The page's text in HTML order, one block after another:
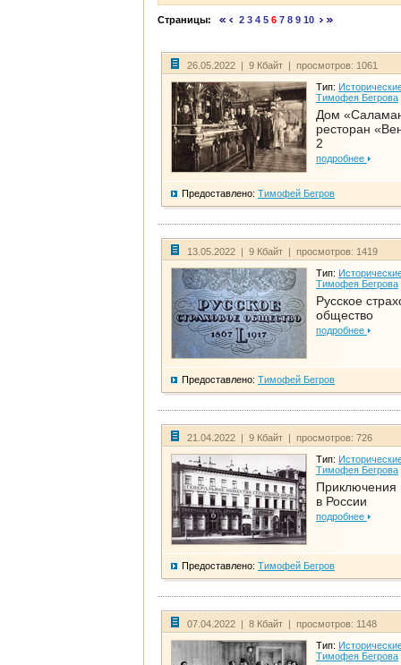
Страницы: 2 3 4 5 6 7 8 9 10
26.05.2022 | 9 Кбайт | просмотров: 1061
Тип:
Тимофея Бегрова
Дом
ресторан
2
подробнее
Предоставлено: Тимофей Бегров
13.05.2022 | 9 Кбайт | просмотров: 1419
Тип:
Тимофея Бегрова
Русское
общество
подробнее
Предоставлено: Тимофей Бегров
21.04.2022 | 9 Кбайт | просмотров: 726
Тип:
Тимофея Бегрова
Приключения
в России
подробнее
Предоставлено: Тимофей Бегров
07.04.2022 | 8 Кбайт | просмотров: 1148
Тип:
Тимофея Бегрова